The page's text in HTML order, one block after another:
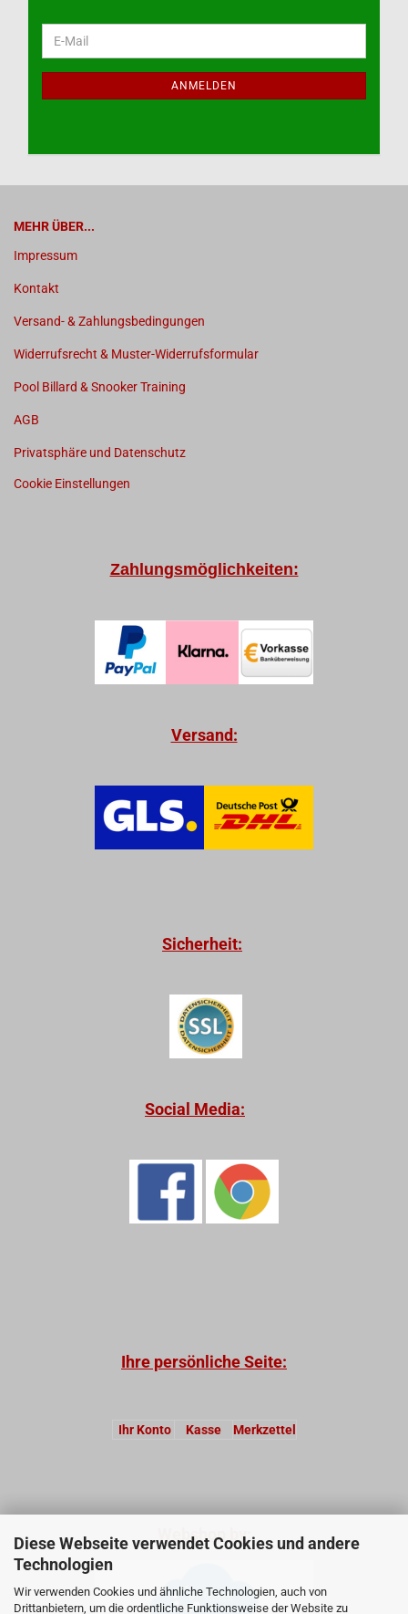
Diese Webseite verwendet Cookies und andere
Technologien
Wir verwenden Cookies und ähnliche Technologien, auch von
Drittanbietern, um die ordentliche Funktionsweise der Website zu
ZUR
E-
Mail
ANMELDEN
MEHR ÜBER...
Impressum
Kontakt
Versand- & Zahlungsbedingungen
Widerrufsrecht & Muster-Widerrufsformular
Pool Billard & Snooker Training
AGB
Privatsphäre und Datenschutz
Cookie Einstellungen
Zahlungsmöglichkeiten:
Versand:
Sicherheit:
Social Media:
Ihre persönliche Seite:
Ihr Konto Kasse Merkzettel
Webshop by: